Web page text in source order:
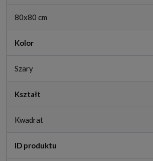
80x80 cm
Kolor
Szary
Kształt
Kwadrat
ID produktu